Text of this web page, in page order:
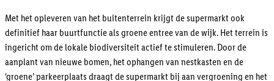
Met het opleveren van het buitenterrein krijgt de supermarkt ook
definitief haar buurtfunctie als groene entree van de wijk. Het terrein is
ingericht om de lokale biodiversiteit actief te stimuleren. Door de
aanplant van nieuwe bomen, het ophangen van nestkasten en de
‘groene’ parkeerplaats draagt de supermarkt bij aan vergroening en het